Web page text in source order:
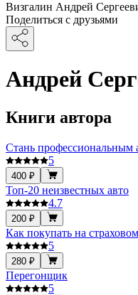
Визгалин Андрей
Поделиться с друзьями
Андрей
Книги автора
Стань профессиональным
5
400 ₽
Топ-20 неизвестных авто
4.7
200 ₽
Как покупать на
5
280 ₽
Перегонщик
5